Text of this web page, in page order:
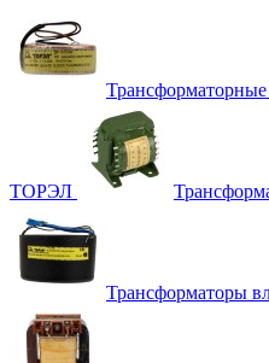
Трансформаторные
ТОРЭЛ
Трансформаторы